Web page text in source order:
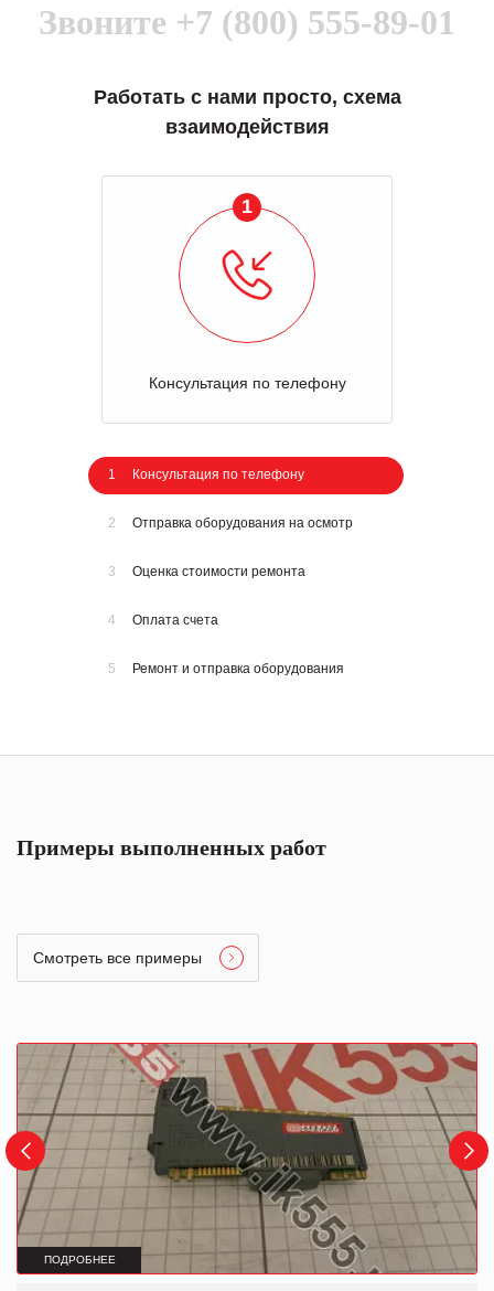
Звоните +7 (800) 555-89-01
Работать с нами просто, схема
взаимодействия
1
Консультация по телефону
1 Консультация по телефону
2 Отправка оборудования на осмотр
3 Оценка стоимости ремонта
4 Оплата счета
5 Ремонт и отправка оборудования
Примеры выполненных работ
Смотреть все примеры
ПОДРОБНЕЕ